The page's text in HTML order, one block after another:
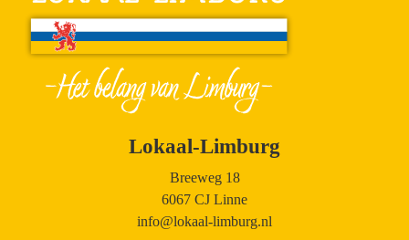
Lokaal-Limburg
Breeweg 18
6067 CJ Linne
info@lokaal-limburg.nl